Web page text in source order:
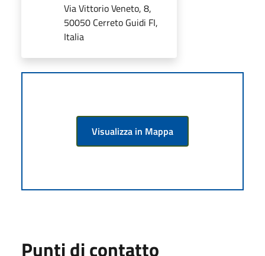
Via Vittorio Veneto, 8,
50050 Cerreto Guidi FI,
Italia
Visualizza in Mappa
Punti di contatto